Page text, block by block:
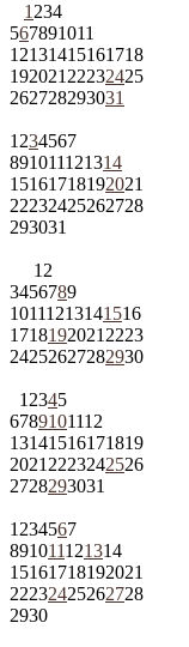
1 234
567891011
12131415161718
192021 22232425
262728293031
1 234567
891011121314
15161718192021
22232425262728
293031
1 2
3456789
10111213141516
1718192021 2223
24252627282930
1 2345
6789101112
13141516171819
2021 2223242526
2728293031
1 234567
891011121314
15161718192021
22232425262728
2930